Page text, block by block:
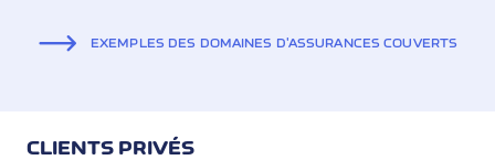
EXEMPLES DES DOMAINES D'ASSURANCES COUVERTS
CLIENTS PRIVÉS